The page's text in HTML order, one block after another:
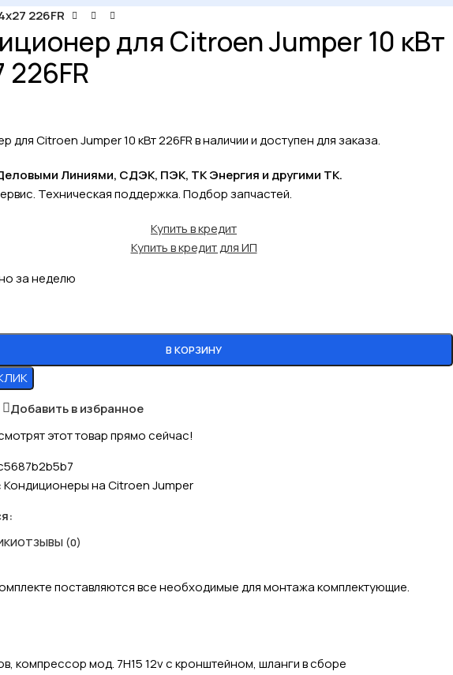
226FR
для Citroen Jumper 10 кВт
226FR
для Citroen Jumper 10 кВт 226FR в наличии и доступен для заказа.
Линиями, СДЭК, ПЭК, ТК Энергия и другими ТК.
Техническая поддержка. Подбор запчастей.
Купить в кредит
Купить в кредит для ИП
за неделю
В КОРЗИНУ
Добавить в избранное
этот товар прямо сейчас!
Кондиционеры на Citroen Jumper
ОТЗЫВЫ (0)
поставляются все необходимые для монтажа комплектующие.
компрессор мод. 7Н15 12v с кронштейном, шланги в сборе